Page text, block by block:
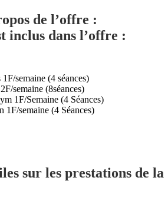
de l’offre :
inclus dans l’offre :
1F/semaine (4 séances)
semaine (8séances)
1F/Semaine (4 Séances)
1F/semaine (4 Séances)
sur les prestations de la